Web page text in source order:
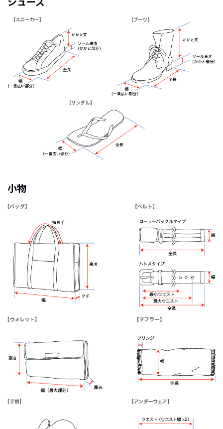
シューズ
小物